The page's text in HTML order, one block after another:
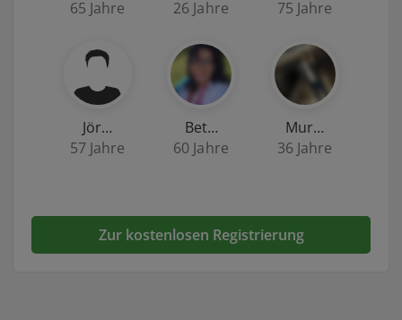
65 Jahre
26 Jahre
75 Jahre
Jör…
57 Jahre
Bet…
60 Jahre
Mur…
36 Jahre
Zur kostenlosen Registrierung